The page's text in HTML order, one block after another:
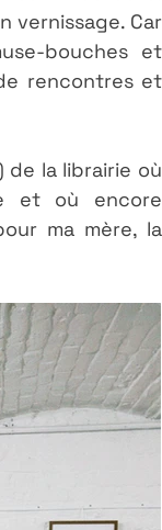
vernissage. Car
bouches et
rencontres et
de la librairie où
et où encore
ma mère, la